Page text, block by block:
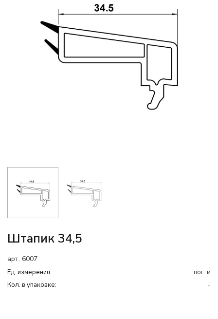
Штапик 34,5
арт. 6007
Ед. измерения
пог. м
Кол. в упаковке:
-